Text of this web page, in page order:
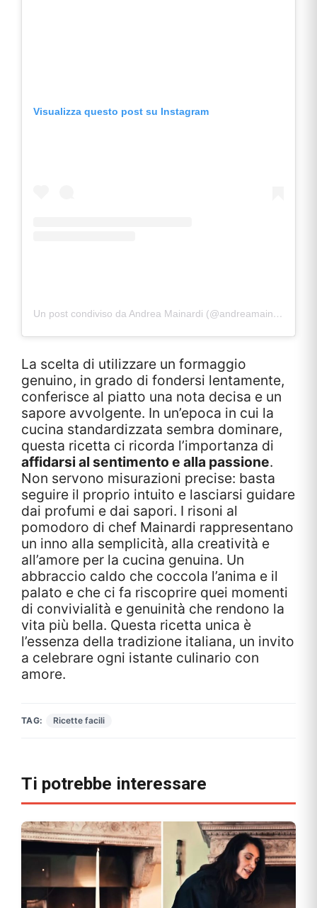
Visualizza questo post su Instagram
Un post condiviso da Andrea Mainardi (@andreamainardiofficial)
La scelta di utilizzare un formaggio
genuino, in grado di fondersi lentamente,
conferisce al piatto una nota decisa e un
sapore avvolgente. In un’epoca in cui la
cucina standardizzata sembra dominare,
questa ricetta ci ricorda l’importanza di
affidarsi al sentimento e alla passione.
Non servono misurazioni precise: basta
seguire il proprio intuito e lasciarsi guidare
dai profumi e dai sapori. I risoni al
pomodoro di chef Mainardi rappresentano
un inno alla semplicità, alla creatività e
all’amore per la cucina genuina. Un
abbraccio caldo che coccola l’anima e il
palato e che ci fa riscoprire quei momenti
di convivialità e genuinità che rendono la
vita più bella. Questa ricetta unica è
l’essenza della tradizione italiana, un invito
a celebrare ogni istante culinario con
amore.
TAG: Ricette facili
Ti potrebbe interessare